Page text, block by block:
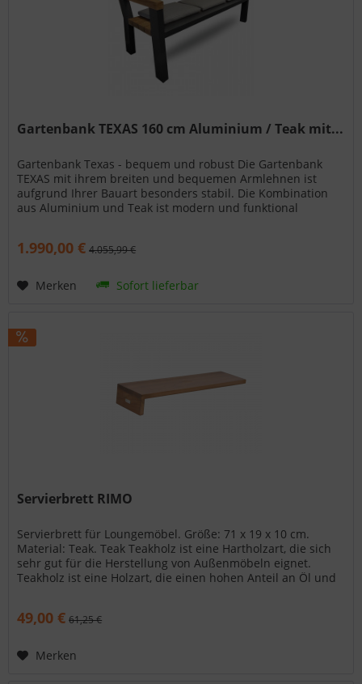
Gartenbank TEXAS 160 cm Aluminium / Teak mit...
Gartenbank Texas - bequem und robust Die Gartenbank
TEXAS mit ihrem breiten und bequemen Armlehnen ist
aufgrund Ihrer Bauart besonders stabil. Die Kombination
aus Aluminium und Teak ist modern und funktional
1.990,00 € 4.055,99 €
Merken Sofort lieferbar
Servierbrett RIMO
Servierbrett für Loungemöbel. Größe: 71 x 19 x 10 cm.
Material: Teak. Teak Teakholz ist eine Hartholzart, die sich
sehr gut für die Herstellung von Außenmöbeln eignet.
Teakholz ist eine Holzart, die einen hohen Anteil an Öl und
49,00 € 61,25 €
Merken